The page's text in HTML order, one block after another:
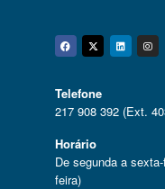
Twitter
Telefone
217 908 392 (Ext.
Horário
De segunda a
feira)